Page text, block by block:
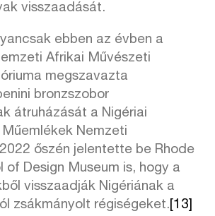
visszaadását.
ebben az évben a
Afrikai Művészeti
megszavazta
bronzszobor
átruházását a Nigériai
Nemzeti
őszén jelentette be Rhode
of Design Museum is, hogy a
visszaadják Nigériának a
zsákmányolt régiségeket. [13]